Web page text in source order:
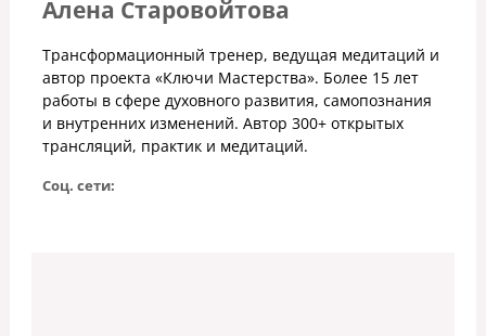
Алена Старовойтова
Трансформационный тренер, ведущая медитаций и
автор проекта «Ключи Мастерства». Более 15 лет
работы в сфере духовного развития, самопознания
и внутренних изменений. Автор 300+ открытых
трансляций, практик и медитаций.
Соц. сети: